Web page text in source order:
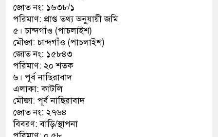
জোত নং: ১৬৩৮/১
পরিমাণ: প্রাপ্ত তথ্য অনুযায়ী জমি
৫। চান্দগাঁও (পাচলাইশ)
মৌজা: চান্দগাঁও (পাচলাইশ)
জোত নং: ১৫৮৪৩
পরিমাণ: ২০ শতক
৬। পূর্ব নাছিরাবাদ
এলাকা: কাটলি
মৌজা: পূর্ব নাছিরাবাদ
জোত নং: ২৭৬৪
বিবরণ: বাড়ি/স্থাপনা